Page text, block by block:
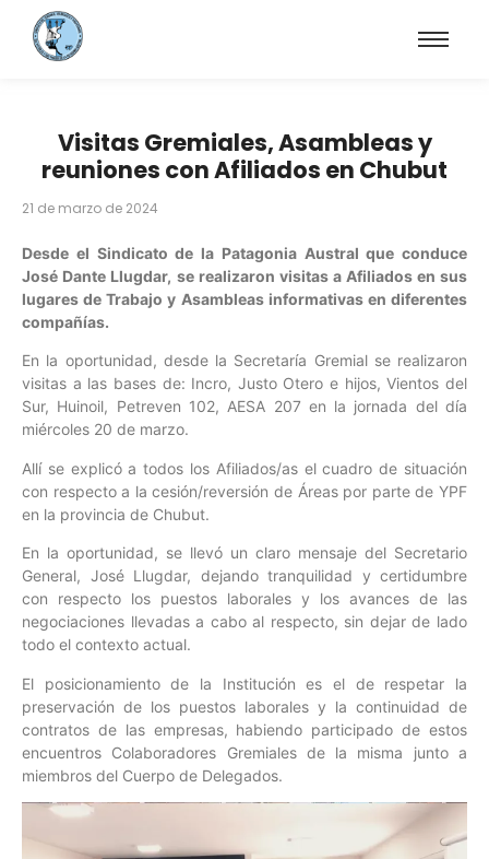
Visitas Gremiales, Asambleas y
reuniones con Afiliados en Chubut
21 de marzo de 2024
Desde el Sindicato de la Patagonia Austral que conduce
José Dante Llugdar, se realizaron visitas a Afiliados en sus
lugares de Trabajo y Asambleas informativas en diferentes
compañías.
En la oportunidad, desde la Secretaría Gremial se realizaron
visitas a las bases de: Incro, Justo Otero e hijos, Vientos del
Sur, Huinoil, Petreven 102, AESA 207 en la jornada del día
miércoles 20 de marzo.
Allí se explicó a todos los Afiliados/as el cuadro de situación
con respecto a la cesión/reversión de Áreas por parte de YPF
en la provincia de Chubut.
En la oportunidad, se llevó un claro mensaje del Secretario
General, José Llugdar, dejando tranquilidad y certidumbre
con respecto los puestos laborales y los avances de las
negociaciones llevadas a cabo al respecto, sin dejar de lado
todo el contexto actual.
El posicionamiento de la Institución es el de respetar la
preservación de los puestos laborales y la continuidad de
contratos de las empresas, habiendo participado de estos
encuentros Colaboradores Gremiales de la misma junto a
miembros del Cuerpo de Delegados.